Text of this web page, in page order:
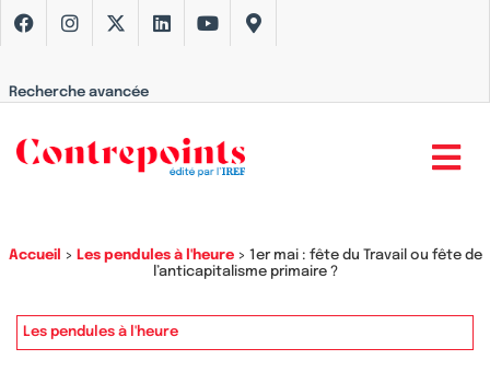
Recherche avancée
Accueil > Les pendules à l'heure> 1er mai : fête du Travail ou fête de
l’anticapitalisme primaire ?
Les pendules à l'heure